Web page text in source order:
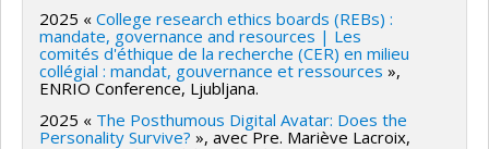
2025 « College research ethics boards (REBs) :
mandate, governance and resources | Les
comités d'éthique de la recherche (CER) en milieu
collégial : mandat, gouvernance et ressources »,
ENRIO Conference, Ljubljana.
2025 « The Posthumous Digital Avatar: Does the
Personality Survive? », avec Pre. Mariève Lacroix,